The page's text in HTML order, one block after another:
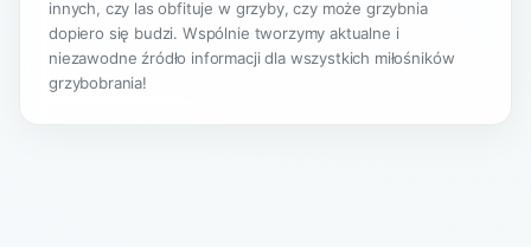
innych, czy las obfituje w grzyby, czy może grzybnia
dopiero się budzi. Wspólnie tworzymy aktualne i
niezawodne źródło informacji dla wszystkich miłośników
grzybobrania!